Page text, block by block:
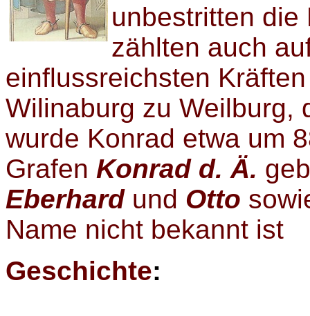
unbestritten die
zählten auch
einflussreichsten
Wilinaburg zu Weilburg,
wurde Konrad etwa um
Grafen Konrad d. Ä.
Eberhardund Otto
Name nicht bekannt ist
Geschichte: